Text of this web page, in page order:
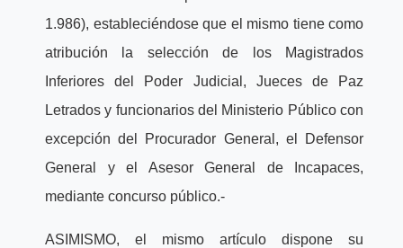
1.986), estableciéndose que el mismo tiene como
atribución la selección de los Magistrados
Inferiores del Poder Judicial, Jueces de Paz
Letrados y funcionarios del Ministerio Público con
excepción del Procurador General, el Defensor
General y el Asesor General de Incapaces,
mediante concurso público.-
ASIMISMO, el mismo artículo dispone su